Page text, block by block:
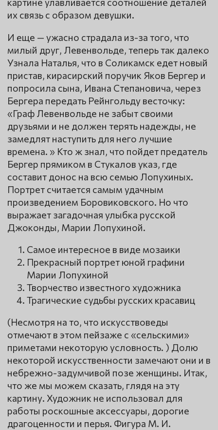
их связь с образом девушки.
И еще — ужасно страдала из-за того, что
милый друг, Левенвольде, теперь так далеко
Узнала Наталья, что в Соликамск едет новый
пристав, кирасирский поручик Яков Бергер и
попросила сына, Ивана Степановича, через
Бергера передать Рейнгольду весточку:
«Граф Левенвольде не забыт своими
друзьями и не должен терять надежды, не
замедлят наступить для него лучшие
времена. » Кто ж знал, что пойдет предатель
Бергер прямиком в Стукалов указ, где
составит донос на всю семью Лопухиных.
Портрет считается самым удачным
произведением Боровиковского. Но что
выражает загадочная улыбка русской
Джоконды, Марии Лопухиной.
Самое интересное в виде мозаики
Прекрасный портрет юной графини
Марии Лопухиной
Творчество известного художника
Трагические судьбы русских красавиц
(Несмотря на то, что искусствоведы
отмечают в этом пейзаже с «сельскими»
приметами некоторую условность. ) Долю
некоторой искусственности замечают они и в
небрежно-задумчивой позе женщины. Итак,
что же мы можем сказать, глядя на эту
картину. Художник не использовал для
работы роскошные аксессуары, дорогие
драгоценности и перья. Фигура М. И.